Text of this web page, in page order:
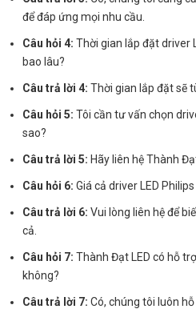
để đáp ứng mọi nhu cầu.
Câu hỏi 4: Thời gian lắp đặt driver
bao lâu?
Câu trả lời 4: Thời gian lắp đặt sẽ
Câu hỏi 5: Tôi cần tư vấn chọn
sao?
Câu trả lời 5: Hãy liên hệ Thành
Câu hỏi 6: Giá cả driver LED
Câu trả lời 6: Vui lòng liên hệ để
cả.
Câu hỏi 7: Thành Đạt LED có hỗ
không?
Câu trả lời 7: Có, chúng tôi luôn